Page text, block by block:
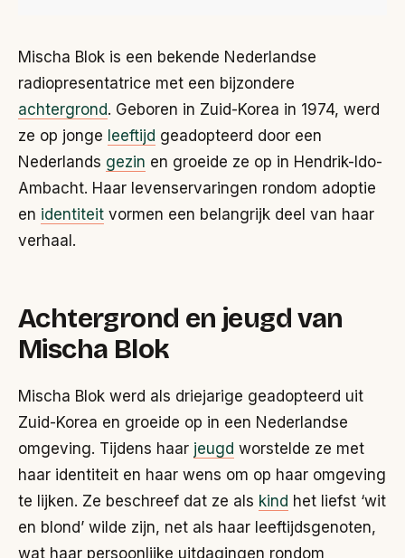
Mischa Blok is een bekende Nederlandse
radiopresentatrice met een bijzondere
achtergrond. Geboren in Zuid-Korea in 1974, werd
ze op jonge leeftijd geadopteerd door een
Nederlands gezin en groeide ze op in Hendrik-Ido-
Ambacht. Haar levenservaringen rondom adoptie
en identiteit vormen een belangrijk deel van haar
verhaal.
Achtergrond en jeugd van
Mischa Blok
Mischa Blok werd als driejarige geadopteerd uit
Zuid-Korea en groeide op in een Nederlandse
omgeving. Tijdens haar jeugd worstelde ze met
haar identiteit en haar wens om op haar omgeving
te lijken. Ze beschreef dat ze als kind het liefst ‘wit
en blond’ wilde zijn, net als haar leeftijdsgenoten,
wat haar persoonlijke uitdagingen rondom